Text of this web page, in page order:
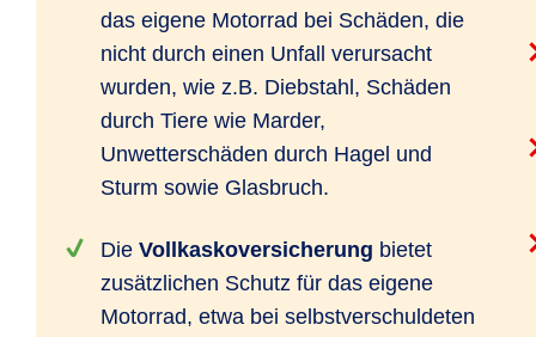
das eigene Motorrad bei Schäden, die
nicht durch einen Unfall verursacht
wurden, wie z.B. Diebstahl, Schäden
durch Tiere wie Marder,
Unwetterschäden durch Hagel und
Sturm sowie Glasbruch.
Die Vollkaskoversicherung bietet
zusätzlichen Schutz für das eigene
Motorrad, etwa bei selbstverschuldeten